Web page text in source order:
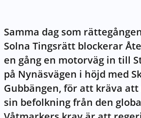
Samma dag som
Solna Tingsrätt blockerar
en gång en motorväg in till
på Nynäsvägen i höjd med
Gubbängen, för att kräva
sin befolkning från den